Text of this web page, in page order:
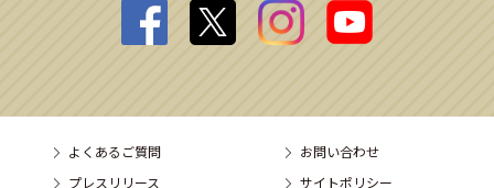
よくあるご質問
お問い合わせ
プレスリリース
サイトポリシー